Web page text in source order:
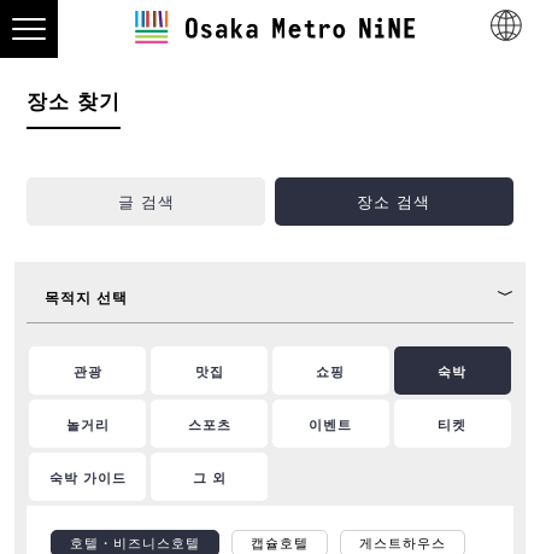
장소 찾기
글 검색 장소 검색
목적지 선택
관광 맛집 쇼핑 숙박
놀거리 스포츠 이벤트 티켓
숙박 가이드 그 외
호텔・비즈니스호텔 캡슐호텔 게스트하우스